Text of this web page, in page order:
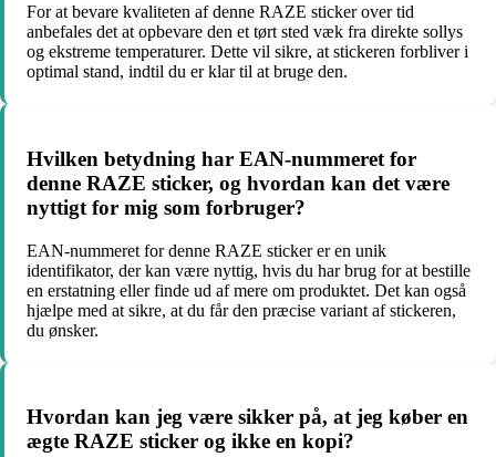
For at bevare kvaliteten af denne RAZE sticker over tid
anbefales det at opbevare den et tørt sted væk fra direkte sollys
og ekstreme temperaturer. Dette vil sikre, at stickeren forbliver i
optimal stand, indtil du er klar til at bruge den.
Hvilken betydning har EAN-nummeret for
denne RAZE sticker, og hvordan kan det være
nyttigt for mig som forbruger?
EAN-nummeret for denne RAZE sticker er en unik
identifikator, der kan være nyttig, hvis du har brug for at bestille
en erstatning eller finde ud af mere om produktet. Det kan også
hjælpe med at sikre, at du får den præcise variant af stickeren,
du ønsker.
Hvordan kan jeg være sikker på, at jeg køber en
ægte RAZE sticker og ikke en kopi?